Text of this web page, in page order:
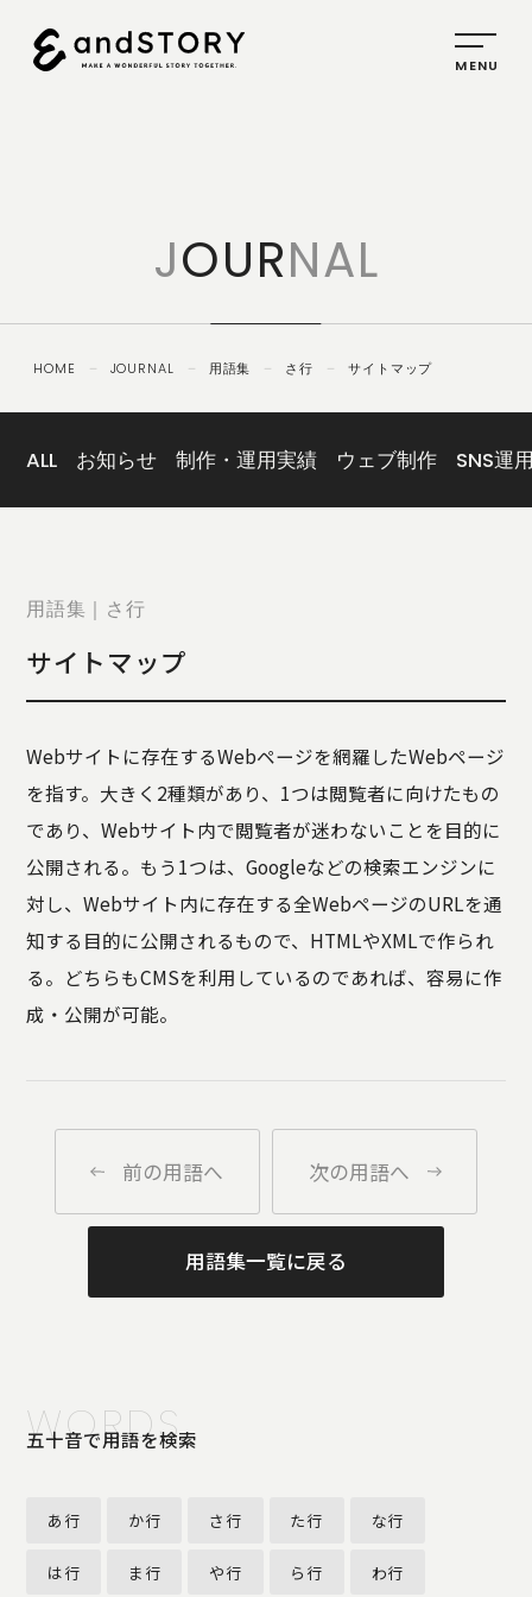
SERVICE
PLANNING
CREATIVE
IDENTITY
ABOUT
US
COMPANY
JOURNAL
CONTACT
US
PRIVACY
POLICY
SECURITY
POLICY
特定商取引
に基づく表
記
JOURNAL
HOME － JOURNAL － 用語集 － さ行 － サイトマップ
ALL お知らせ 制作・運用実績 ウェブ制作 SNS運
用語集｜さ行
サイトマップ
Webサイトに存在するWebページを網羅したWebページ
を指す。大きく2種類があり、1つは閲覧者に向けたもの
であり、Webサイト内で閲覧者が迷わないことを目的に
公開される。もう1つは、Googleなどの検索エンジンに
対し、Webサイト内に存在する全WebページのURLを通
知する目的に公開されるもので、HTMLやXMLで作られ
る。どちらもCMSを利用しているのであれば、容易に作
成・公開が可能。
前の用語へ 次の用語へ
用語集一覧に戻る
WORDS
五十音で用語を検索
あ行 か行 さ行 た行 な行
は行 ま行 や行 ら行 わ行